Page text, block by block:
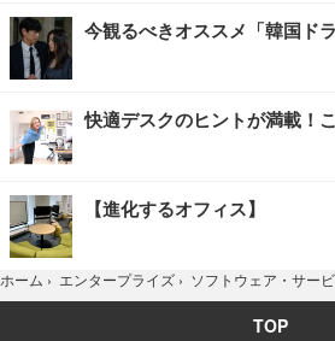
今観るべきオススメ「韓国ドラ
快適デスクのヒントが満載！
【進化するオフィス】
ホーム › エンタープライズ › ソフトウェア・サービ
TOP